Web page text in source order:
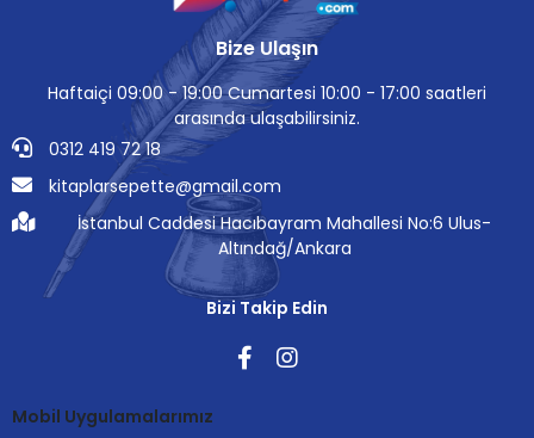
Bize Ulaşın
Haftaiçi 09:00 - 19:00 Cumartesi 10:00 - 17:00 saatleri
arasında ulaşabilirsiniz.
0312 419 72 18
kitaplarsepette@gmail.com
İstanbul Caddesi Hacıbayram Mahallesi No:6 Ulus-
Altındağ/Ankara
Bizi Takip Edin
Mobil Uygulamalarımız